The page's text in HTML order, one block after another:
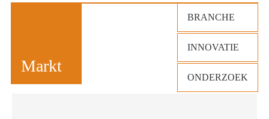
Markt
BRANCHE
INNOVATIE
ONDERZOEK